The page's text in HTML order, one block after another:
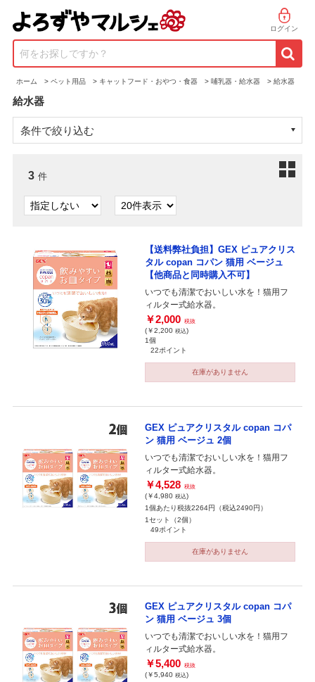
ログイン
何をお探しですか？
ホーム > ペット用品 > キャットフード・おやつ・食器 > 哺乳器・給水器 > 給水器
給水器
条件で絞り込む
3 件
【送料弊社負担】GEX ピュアクリス
タル copan コパン 猫用 ベージュ
【他商品と同時購入不可】
いつでも清潔でおいしい水を！猫用フ
ィルター式給水器。
￥2,000 税抜
(￥2,200 税込)
1個
22ポイント
在庫がありません
GEX ピュアクリスタル copan コパ
ン 猫用 ベージュ 2個
いつでも清潔でおいしい水を！猫用フ
ィルター式給水器。
￥4,528 税抜
(￥4,980 税込)
1個あたり税抜2264円（税込2490円）
1セット（2個）
49ポイント
在庫がありません
GEX ピュアクリスタル copan コパ
ン 猫用 ベージュ 3個
いつでも清潔でおいしい水を！猫用フ
ィルター式給水器。
￥5,400 税抜
(￥5,940 税込)